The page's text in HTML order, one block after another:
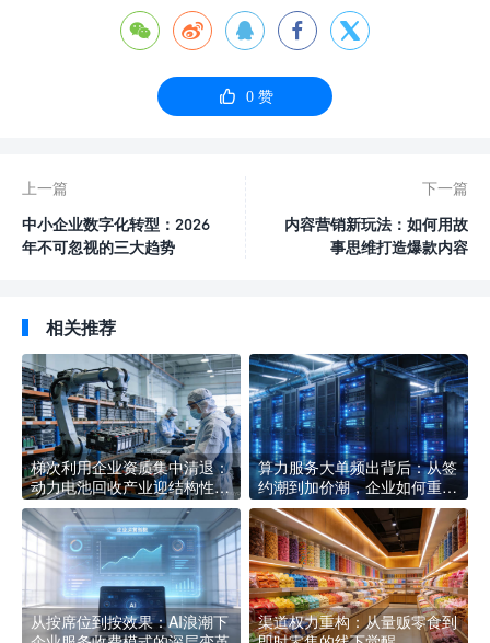
    
 0赞
上一篇
中小企业数字化转型：2026
年不可忽视的三大趋势
下一篇
内容营销新玩法：如何用故
事思维打造爆款内容
相关推荐
梯次利用企业资质集中清退：
动力电池回收产业迎结构性洗
牌，合规企业如何抢占新赛道
算力服务大单频出背后：从签
约潮到加价潮，企业如何重新
定义AI基础设施采购逻辑
从按席位到按效果：AI浪潮下
渠道权力重构：从量贩零食到